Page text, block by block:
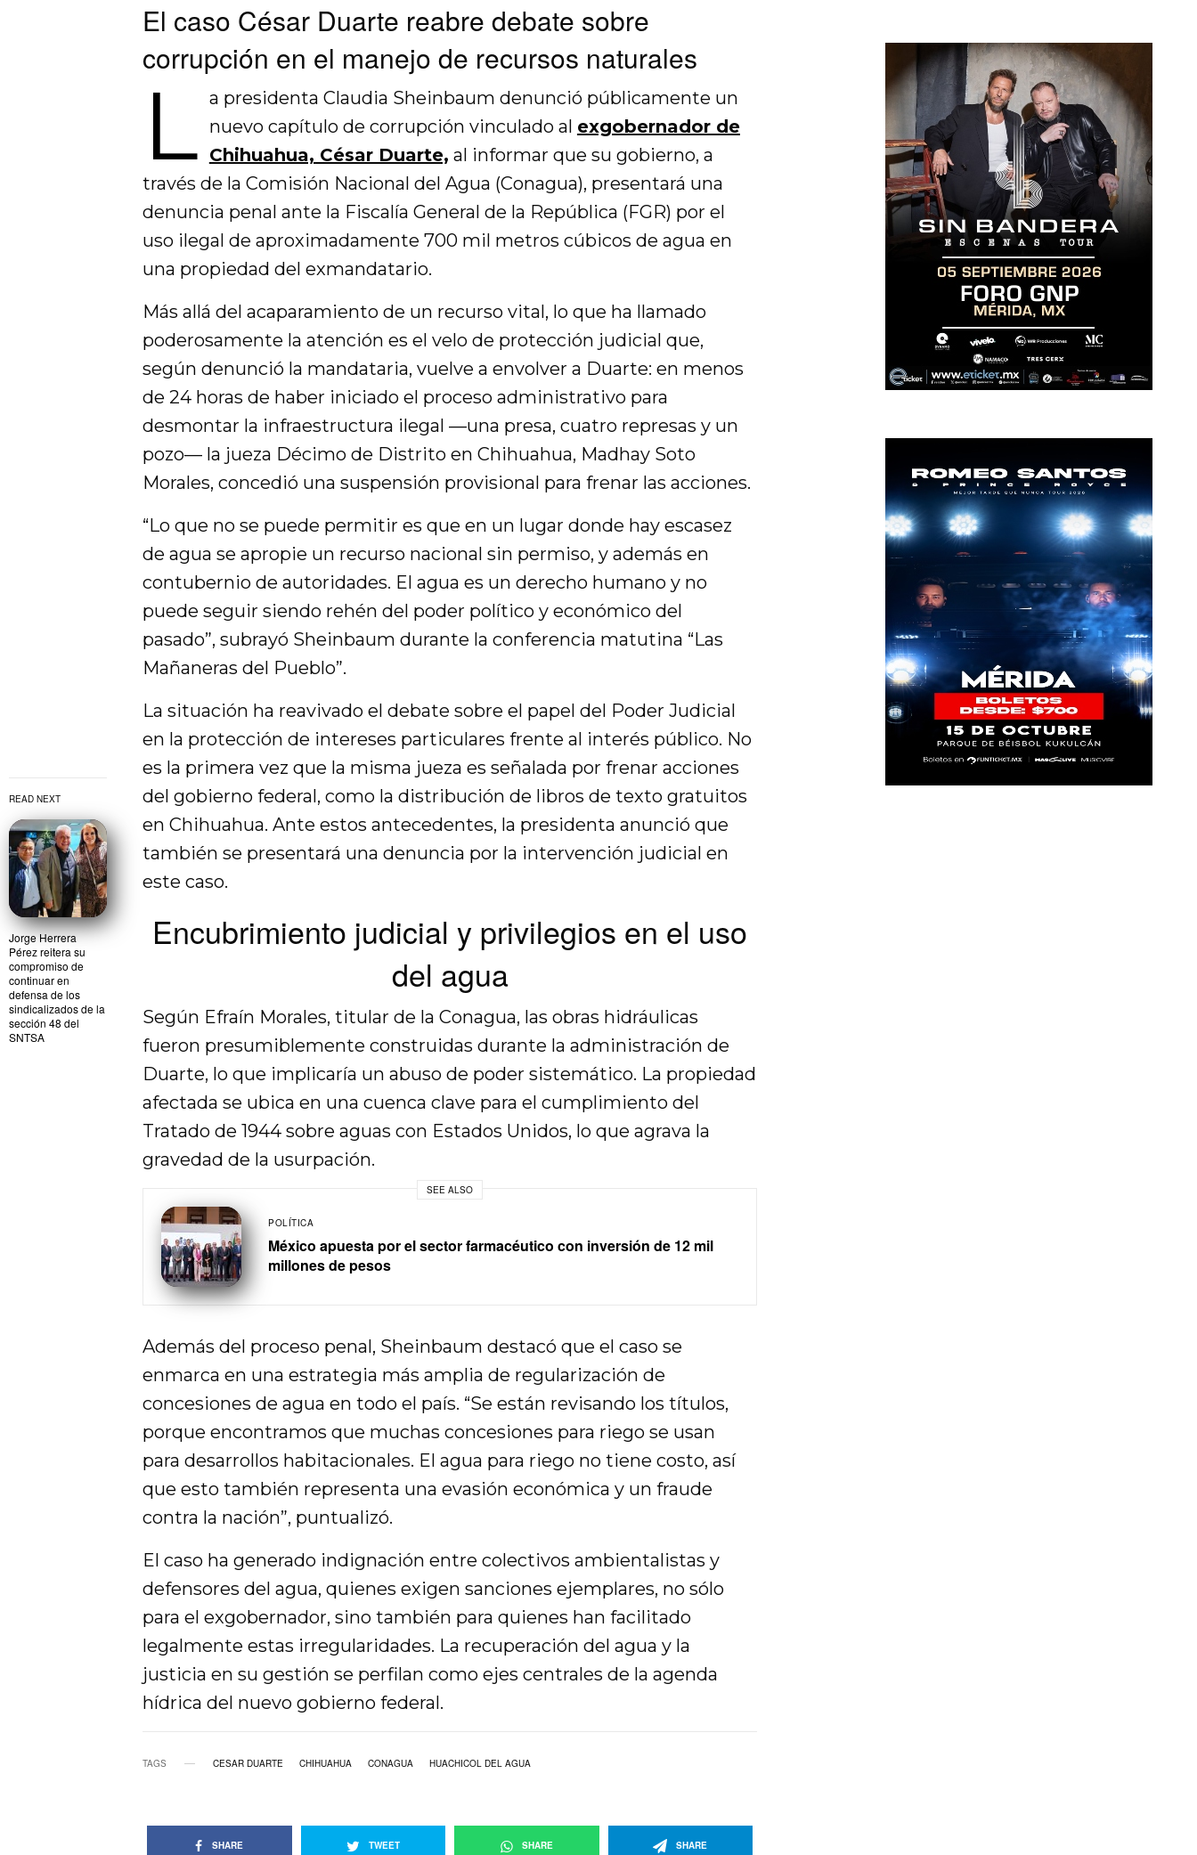
READ NEXT
Jorge Herrera
Pérez reitera su
compromiso de
continuar en
defensa de los
sindicalizados de la
sección 48 del
SNTSA
El caso César Duarte reabre debate sobre
corrupción en el manejo de recursos naturales
L a presidenta Claudia Sheinbaum denunció públicamente un
nuevo capítulo de corrupción vinculado al exgobernador de
Chihuahua, César Duarte, al informar que su gobierno, a
través de la Comisión Nacional del Agua (Conagua), presentará una
denuncia penal ante la Fiscalía General de la República (FGR) por el
uso ilegal de aproximadamente 700 mil metros cúbicos de agua en
una propiedad del exmandatario.
Más allá del acaparamiento de un recurso vital, lo que ha llamado
poderosamente la atención es el velo de protección judicial que,
según denunció la mandataria, vuelve a envolver a Duarte: en menos
de 24 horas de haber iniciado el proceso administrativo para
desmontar la infraestructura ilegal —una presa, cuatro represas y un
pozo— la jueza Décimo de Distrito en Chihuahua, Madhay Soto
Morales, concedió una suspensión provisional para frenar las acciones.
“Lo que no se puede permitir es que en un lugar donde hay escasez
de agua se apropie un recurso nacional sin permiso, y además en
contubernio de autoridades. El agua es un derecho humano y no
puede seguir siendo rehén del poder político y económico del
pasado”, subrayó Sheinbaum durante la conferencia matutina “Las
Mañaneras del Pueblo”.
La situación ha reavivado el debate sobre el papel del Poder Judicial
en la protección de intereses particulares frente al interés público. No
es la primera vez que la misma jueza es señalada por frenar acciones
del gobierno federal, como la distribución de libros de texto gratuitos
en Chihuahua. Ante estos antecedentes, la presidenta anunció que
también se presentará una denuncia por la intervención judicial en
este caso.
Encubrimiento judicial y privilegios en el uso
del agua
Según Efraín Morales, titular de la Conagua, las obras hidráulicas
fueron presumiblemente construidas durante la administración de
Duarte, lo que implicaría un abuso de poder sistemático. La propiedad
afectada se ubica en una cuenca clave para el cumplimiento del
Tratado de 1944 sobre aguas con Estados Unidos, lo que agrava la
gravedad de la usurpación.
SEE ALSO
POLÍTICA
México apuesta por el sector farmacéutico con inversión de 12 mil
millones de pesos
Además del proceso penal, Sheinbaum destacó que el caso se
enmarca en una estrategia más amplia de regularización de
concesiones de agua en todo el país. “Se están revisando los títulos,
porque encontramos que muchas concesiones para riego se usan
para desarrollos habitacionales. El agua para riego no tiene costo, así
que esto también representa una evasión económica y un fraude
contra la nación”, puntualizó.
El caso ha generado indignación entre colectivos ambientalistas y
defensores del agua, quienes exigen sanciones ejemplares, no sólo
para el exgobernador, sino también para quienes han facilitado
legalmente estas irregularidades. La recuperación del agua y la
justicia en su gestión se perfilan como ejes centrales de la agenda
hídrica del nuevo gobierno federal.
TAGS CESAR DUARTE CHIHUAHUA CONAGUA HUACHICOL DEL AGUA
SHARE TWEET SHARE SHARE